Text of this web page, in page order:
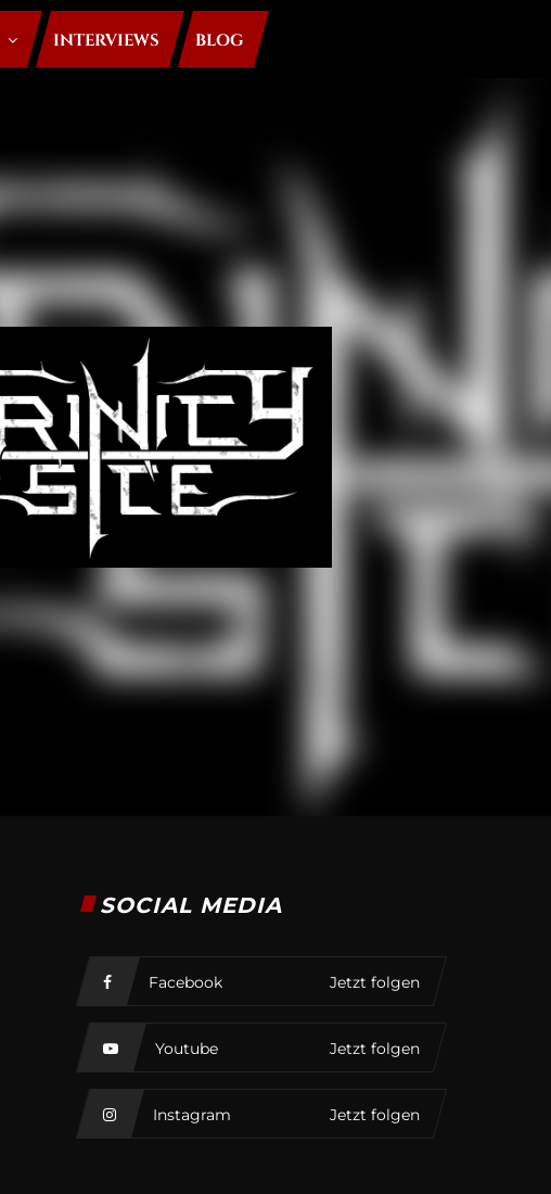
INTERVIEWS BLOG
SOCIAL MEDIA
Facebook Jetzt folgen
Youtube Jetzt folgen
Instagram Jetzt folgen